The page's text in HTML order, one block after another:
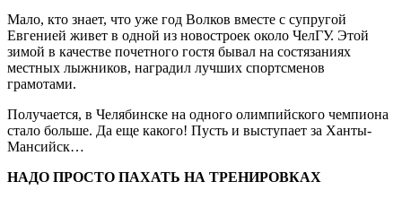
Мало, кто знает, что уже год Волков вместе с супругой
Евгенией живет в одной из новостроек около ЧелГУ. Этой
зимой в качестве почетного гостя бывал на состязаниях
местных лыжников, наградил лучших спортсменов
грамотами.
Получается, в Челябинске на одного олимпийского чемпиона
стало больше. Да еще какого! Пусть и выступает за Ханты-
Мансийск…
НАДО ПРОСТО ПАХАТЬ НА ТРЕНИРОВКАХ